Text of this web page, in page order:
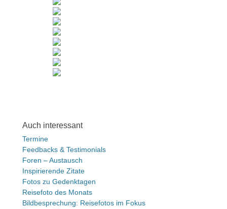
Auch interessant
Termine
Feedbacks & Testimonials
Foren – Austausch
Inspirierende Zitate
Fotos zu Gedenktagen
Reisefoto des Monats
Bildbesprechung: Reisefotos im Fokus